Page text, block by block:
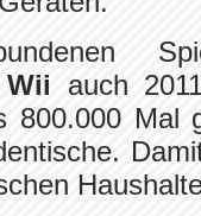
Wii auch
800.000 Mal